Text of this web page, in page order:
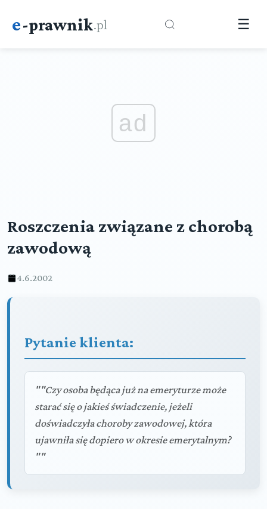
e-prawnik.pl ☰
ad
Roszczenia związane z chorobą
zawodową
4.6.2002
Pytanie klienta:
""Czy osoba będąca już na emeryturze może
starać się o jakieś świadczenie, jeżeli
doświadczyła choroby zawodowej, która
ujawniła się dopiero w okresie emerytalnym?
""